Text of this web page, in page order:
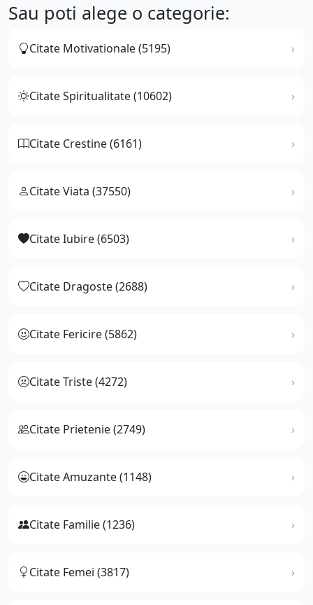
Sau poti alege o categorie:
Citate Motivationale (5195)
Citate Spiritualitate (10602)
Citate Crestine (6161)
Citate Viata (37550)
Citate Iubire (6503)
Citate Dragoste (2688)
Citate Fericire (5862)
Citate Triste (4272)
Citate Prietenie (2749)
Citate Amuzante (1148)
Citate Familie (1236)
Citate Femei (3817)